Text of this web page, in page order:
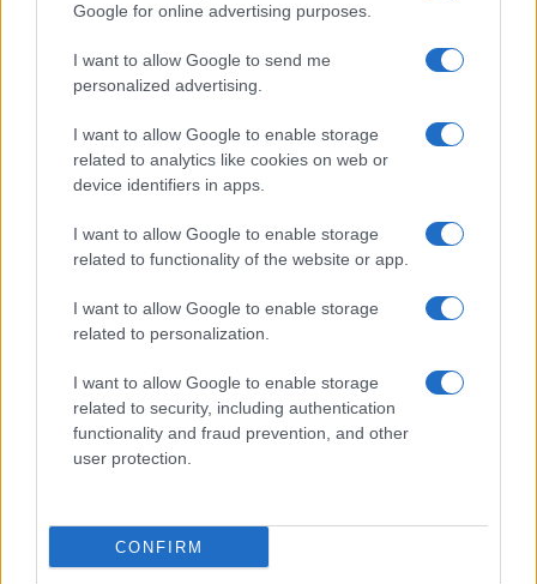
Google for online advertising purposes.
I want to allow Google to send me
personalized advertising.
I want to allow Google to enable storage
related to analytics like cookies on web or
device identifiers in apps.
I want to allow Google to enable storage
related to functionality of the website or app.
I want to allow Google to enable storage
related to personalization.
I want to allow Google to enable storage
related to security, including authentication
functionality and fraud prevention, and other
user protection.
CONFIRM
NEWS
emozioni e canti
Marco Tessari · 3 Ago 2026
NEWS